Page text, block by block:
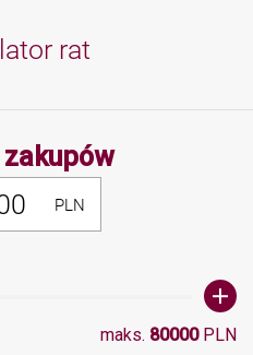
rat
Minimalna
PLN
maks. 80000PLN